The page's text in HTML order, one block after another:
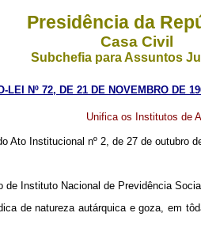
Presidência da
Casa Civil
Subchefia para Assuntos
LEI Nº 72, DE 21 DE NOVEMBRO DE
Unifica os Institutos de
Ato Institucional nº 2, de 27 de outubro
Instituto Nacional de Previdência
de natureza autárquica e goza, em